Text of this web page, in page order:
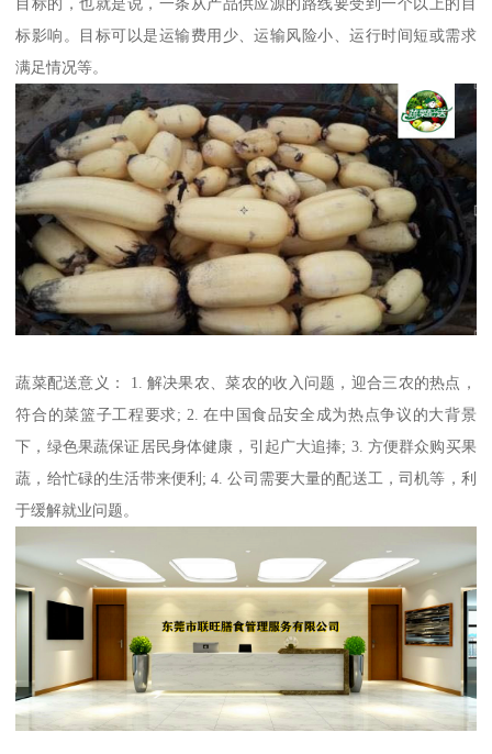
标影响。目标可以是运输费用少、运输风险小、运行时间短或需求
满足情况等。
蔬菜配送意义： 1. 解决果农、菜农的收入问题，迎合三农的热点，
符合的菜篮子工程要求; 2. 在中国食品安全成为热点争议的大背景
下，绿色果蔬保证居民身体健康，引起广大追捧; 3. 方便群众购买果
蔬，给忙碌的生活带来便利; 4. 公司需要大量的配送工，司机等，利
于缓解就业问题。